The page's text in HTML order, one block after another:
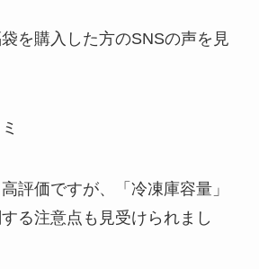
を購入した方のSNSの声を見
評価ですが、「冷凍庫容量」
する注意点も見受けられまし